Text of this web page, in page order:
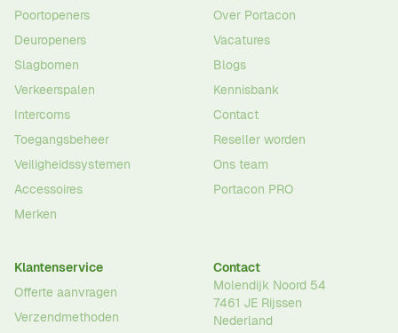
Poortopeners
Deuropeners
Slagbomen
Verkeerspalen
Intercoms
Toegangsbeheer
Veiligheidssystemen
Accessoires
Merken
Over Portacon
Vacatures
Blogs
Kennisbank
Contact
Reseller worden
Ons team
Portacon PRO
Klantenservice
Offerte aanvragen
Verzendmethoden
Contact
Molendijk Noord 54
7461 JE Rijssen
Nederland